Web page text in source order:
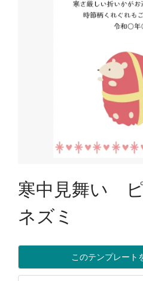
寒中見舞い
ネズミ
このテンプレート